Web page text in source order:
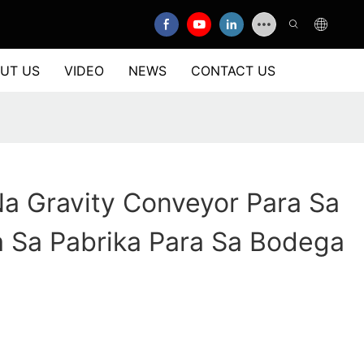
US VIDEO NEWS CONTACT US
Gravity Conveyor Para Sa
Pabrika Para Sa Bodega